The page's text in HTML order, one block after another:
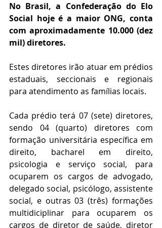
No Brasil, a Confederação do Elo
Social hoje é a maior ONG, conta
com aproximadamente 10.000 (dez
mil) diretores.
Estes diretores irão atuar em prédios
estaduais, seccionais e regionais
para atendimento as famílias locais.
Cada prédio terá 07 (sete) diretores,
sendo 04 (quarto) diretores com
formação universitária específica em
direito, bacharel em direito,
psicologia e serviço social, para
ocuparem os cargos de advogado,
delegado social, psicólogo, assistente
social, e outras 03 (três) formações
multidiciplinar para ocuparem os
cargos de diretor de saúde, diretor